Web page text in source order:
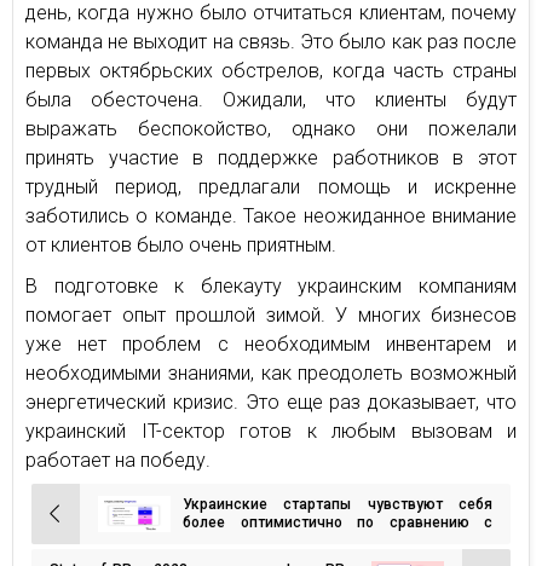
день, когда нужно было отчитаться клиентам, почему
команда не выходит на связь. Это было как раз после
первых октябрьских обстрелов, когда часть страны
была обесточена. Ожидали, что клиенты будут
выражать беспокойство, однако они пожелали
принять участие в поддержке работников в этот
трудный период, предлагали помощь и искренне
заботились о команде. Такое неожиданное внимание
от клиентов было очень приятным.
В подготовке к блекауту украинским компаниям
помогает опыт прошлой зимой. У многих бизнесов
уже нет проблем с необходимым инвентарем и
необходимыми знаниями, как преодолеть возможный
энергетический кризис. Это еще раз доказывает, что
украинский IT-сектор готов к любым вызовам и
работает на победу.
Навигация
по
Украинские стартапы чувствуют себя
более оптимистично по сравнению с
большую «рождаемость» с начала войны